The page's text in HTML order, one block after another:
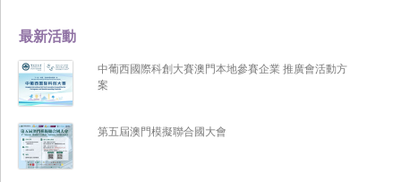
最新活動
中葡西國際科創大賽澳門本地參賽企業 推廣會活動方
案
第五屆澳門模擬聯合國大會